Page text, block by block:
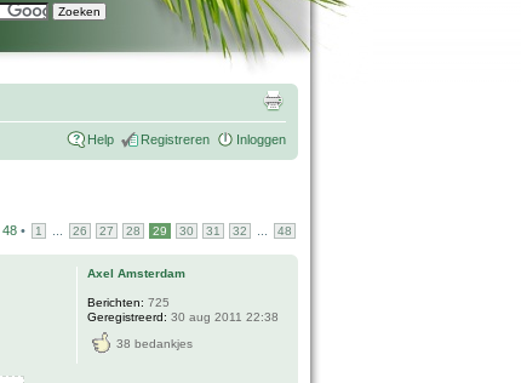
Help Registreren Inloggen
48 • 1 26 27 28 29 30 31 32 48
Axel Amsterdam
Berichten: 725
Geregistreerd: 30 aug 2011 22:38
38 bedankjes